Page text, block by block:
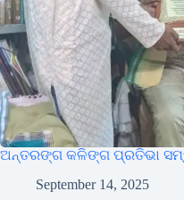
ଅନ୍ତରଙ୍ଗ କଳିଙ୍ଗ ପ୍ରତିଭା
September 14, 2025